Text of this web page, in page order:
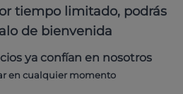
tiempo limitado, podrás
de bienvenida
ya confían en nosotros
en cualquier momento